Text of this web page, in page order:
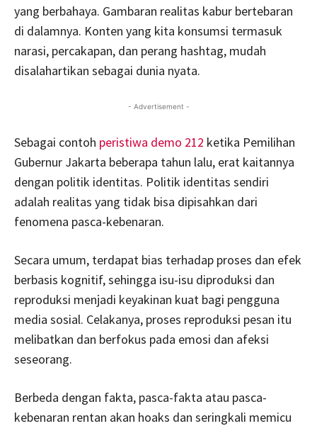
yang berbahaya. Gambaran realitas kabur bertebaran
di dalamnya. Konten yang kita konsumsi termasuk
narasi, percakapan, dan perang hashtag, mudah
disalahartikan sebagai dunia nyata.
- Advertisement -
Sebagai contoh peristiwa demo 212 ketika Pemilihan
Gubernur Jakarta beberapa tahun lalu, erat kaitannya
dengan politik identitas. Politik identitas sendiri
adalah realitas yang tidak bisa dipisahkan dari
fenomena pasca-kebenaran.
Secara umum, terdapat bias terhadap proses dan efek
berbasis kognitif, sehingga isu-isu diproduksi dan
reproduksi menjadi keyakinan kuat bagi pengguna
media sosial. Celakanya, proses reproduksi pesan itu
melibatkan dan berfokus pada emosi dan afeksi
seseorang.
Berbeda dengan fakta, pasca-fakta atau pasca-
kebenaran rentan akan hoaks dan seringkali memicu